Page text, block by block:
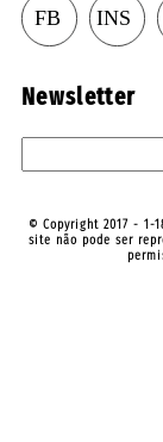
Newsletter
© Copyright 2017 - 1-
site não pode ser